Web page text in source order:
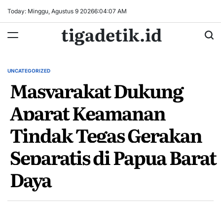
Today: Minggu, Agustus 9 20266:04:08 AM
tigadetik.id
POSTED
UNCATEGORIZED
Masyarakat Dukung
Aparat Keamanan
Tindak Tegas Gerakan
Separatis di Papua Barat
Daya